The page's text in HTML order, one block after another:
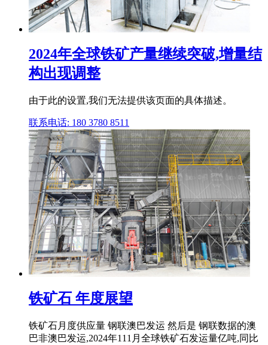
2024年全球铁矿产量继续突破,增量结
构出现调整
由于此的设置,我们无法提供该页面的具体描述。
联系电话: 180 3780 8511
铁矿石 年度展望
铁矿石月度供应量 钢联澳巴发运 然后是 钢联数据的澳
巴非澳巴发运,2024年111月全球铁矿石发运量亿吨,同比